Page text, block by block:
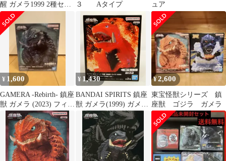
醒 ガメラ1999 2種セッ
ト
３ Aタイプ
ュア
¥ 1,600
GAMERA -Rebirth- 鎮座
獣 ガメラ (2023) フィギ
ュア
¥ 1,430
BANDAI SPIRITS 鎮座
獣 ガメラ(1999) ガメラ
(クリア)
¥2,600
東宝怪獣シリーズ 鎮
座獣 ゴジラ ガメラ